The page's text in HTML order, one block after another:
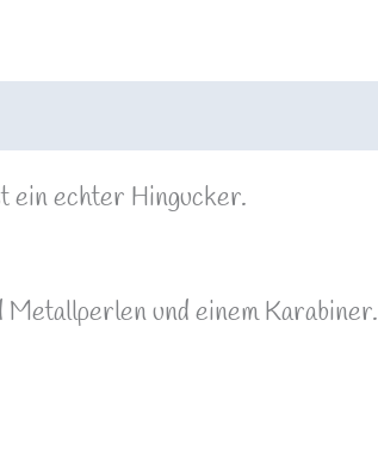
ein echter Hingucker.
und einem Karabiner.